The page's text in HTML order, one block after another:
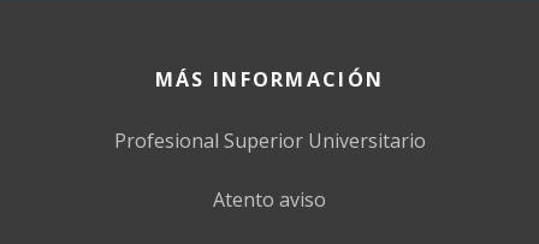
MÁS INFORMACIÓN
Profesional Superior Universitario
Atento aviso